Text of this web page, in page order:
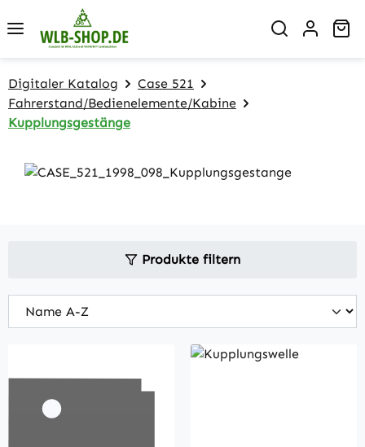
Zum Hauptinhalt springen
Digitaler Katalog
Case 521
Fahrerstand/Bedienelemente/Kabine
Kupplungsgestänge
Produkte filtern